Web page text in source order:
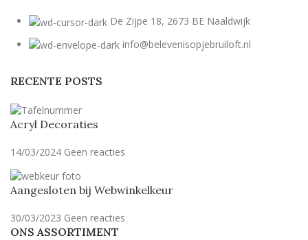
De Zijpe 18, 2673 BE Naaldwijk
info@belevenisopjebruiloft.nl
RECENTE POSTS
Acryl Decoraties
14/03/2024 Geen reacties
Aangesloten bij Webwinkelkeur
30/03/2023 Geen reacties
ONS ASSORTIMENT